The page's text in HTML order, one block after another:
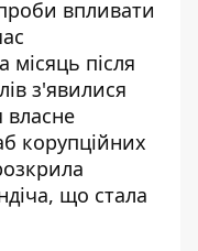
впливати
після
з'явилися
власне
корупційних
, що стала